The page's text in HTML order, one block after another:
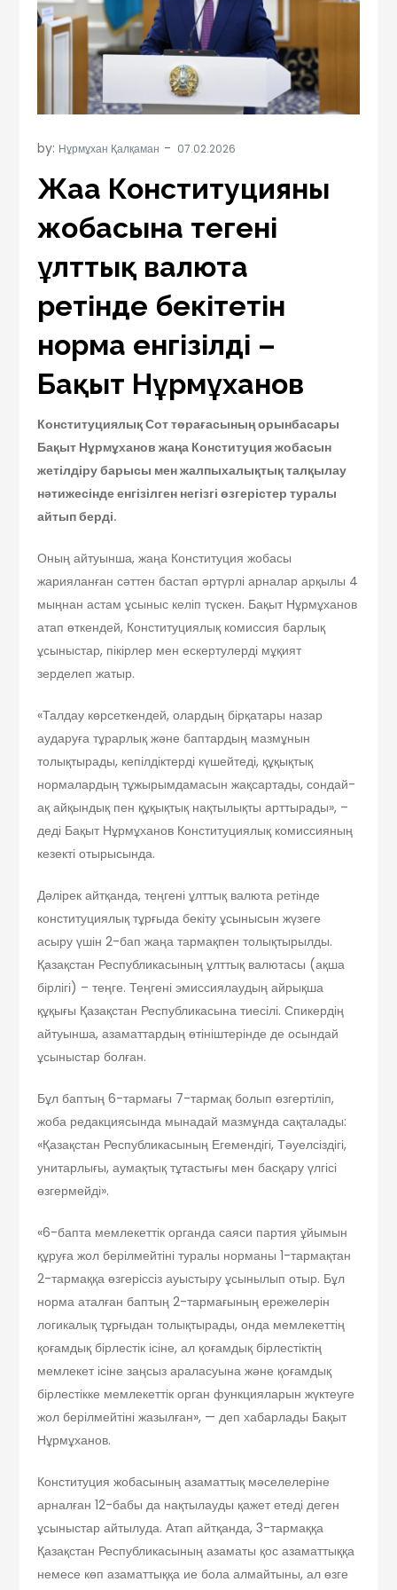
by: Нұрмұхан Қалқаман
Жаңа Конституцияның
жобасына теңгені
ұлттық валюта
ретінде бекітетін
норма енгізілді –
Бақыт Нұрмұханов
Конституциялық Сот төрағасының орынбасары
Бақыт Нұрмұханов жаңа Конституция жобасын
жетілдіру барысы мен жалпыхалықтық талқылау
нәтижесінде енгізілген негізгі өзгерістер туралы
айтып берді.
Оның айтуынша, жаңа Конституция жобасы
жарияланған сәттен бастап әртүрлі арналар арқылы 4
мыңнан астам ұсыныс келіп түскен. Бақыт Нұрмұханов
атап өткендей, Конституциялық комиссия барлық
ұсыныстар, пікірлер мен ескертулерді мұқият
зерделеп жатыр.
«Талдау көрсеткендей, олардың бірқатары назар
аударуға тұрарлық және баптардың мазмұнын
толықтырады, кепілдіктерді күшейтеді, құқықтық
нормалардың тұжырымдамасын жақсартады, сондай-
ақ айқындық пен құқықтық нақтылықты арттырады», –
деді Бақыт Нұрмұханов Конституциялық комиссияның
кезекті отырысында.
Дәлірек айтқанда, теңгені ұлттық валюта ретінде
конституциялық тұрғыда бекіту ұсынысын жүзеге
асыру үшін 2-бап жаңа тармақпен толықтырылды.
Қазақстан Республикасының ұлттық валютасы (ақша
бірлігі) – теңге. Теңгені эмиссиялаудың айрықша
құқығы Қазақстан Республикасына тиесілі. Спикердің
айтуынша, азаматтардың өтініштерінде де осындай
ұсыныстар болған.
Бұл баптың 6-тармағы 7-тармақ болып өзгертіліп,
жоба редакциясында мынадай мазмұнда сақталады:
«Қазақстан Республикасының Егемендігі, Тәуелсіздігі,
унитарлығы, аумақтық тұтастығы мен басқару үлгісі
өзгермейді».
«6-бапта мемлекеттік органда саяси партия ұйымын
құруға жол берілмейтіні туралы норманы 1-тармақтан
2-тармаққа өзгеріссіз ауыстыру ұсынылып отыр. Бұл
норма аталған баптың 2-тармағының ережелерін
логикалық тұрғыдан толықтырады, онда мемлекеттің
қоғамдық бірлестік ісіне, ал қоғамдық бірлестіктің
мемлекет ісіне заңсыз араласуына және қоғамдық
бірлестікке мемлекеттік орган функцияларын жүктеуге
жол берілмейтіні жазылған», — деп хабарлады Бақыт
Нұрмұханов.
Конституция жобасының азаматтық мәселелеріне
арналған 12-бабы да нақтылауды қажет етеді деген
ұсыныстар айтылуда. Атап айтқанда, 3-тармаққа
Қазақстан Республикасының азаматы қос азаматтыққа
немесе көп азаматтыққа ие бола алмайтыны, ал өзге